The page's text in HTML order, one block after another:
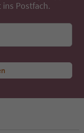
Postfach.